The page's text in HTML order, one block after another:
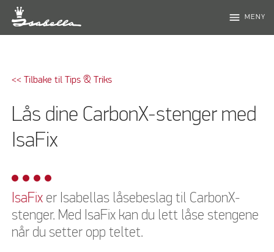
menu MENY
<< Tilbake til Tips & Triks
Lås dine CarbonX-stenger med
IsaFix
IsaFix er Isabellas låsebeslag til CarbonX-
stenger. Med IsaFix kan du lett låse stengene
når du setter opp teltet.